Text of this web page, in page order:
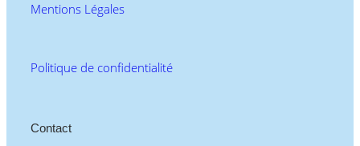
Mentions Légales
Politique de confidentialité
Contact